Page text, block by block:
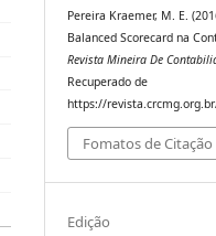
Pereira Kraemer, M. E.
Balanced Scorecard na
Revista Mineira De
Recuperado de
https://
Fomatos de Citação
Edição